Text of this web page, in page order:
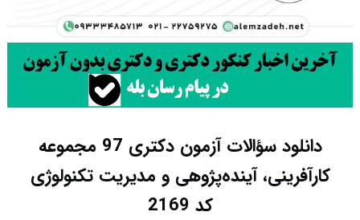
دانلود سؤالات آزمون دکتری 97 مجموعه
کارآفرینی، آینده‌پژوهی و مدیریت تکنولوژی
کد 2169